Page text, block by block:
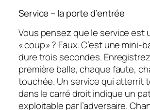
Service – la porte d’entrée
Vous pensez que le service est
« coup » ? Faux. C’est une mini-
dure trois secondes.
première balle, chaque faute,
touchée. Un service qui atterrit
dans le carré droit indique un
exploitable par l’adversaire.